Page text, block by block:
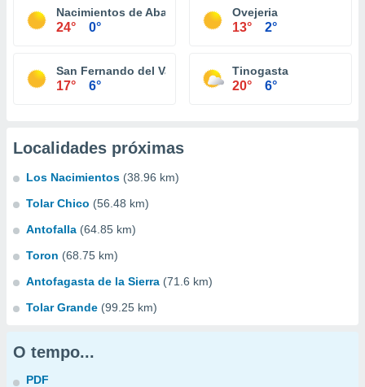
Nacimientos de Abajo
24° 0°
Ovejeria
13° 2°
San Fernando del Valle de Catamarca
17° 6°
Tinogasta
20° 6°
Localidades próximas
Los Nacimientos (38.96 km)
Tolar Chico (56.48 km)
Antofalla (64.85 km)
Toron (68.75 km)
Antofagasta de la Sierra (71.6 km)
Tolar Grande (99.25 km)
O tempo...
PDF